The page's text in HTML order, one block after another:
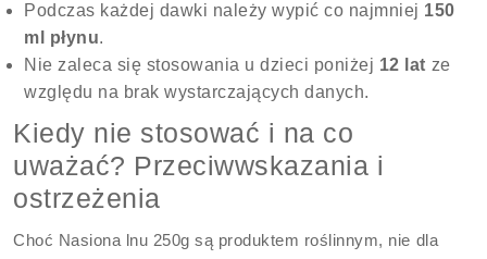
Podczas każdej dawki należy wypić co najmniej 150
ml płynu.
Nie zaleca się stosowania u dzieci poniżej 12 lat ze
względu na brak wystarczających danych.
Kiedy nie stosować i na co
uważać? Przeciwwskazania i
ostrzeżenia
Choć Nasiona lnu 250g są produktem roślinnym, nie dla